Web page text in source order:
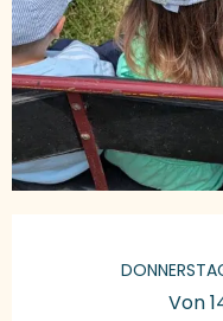
Von